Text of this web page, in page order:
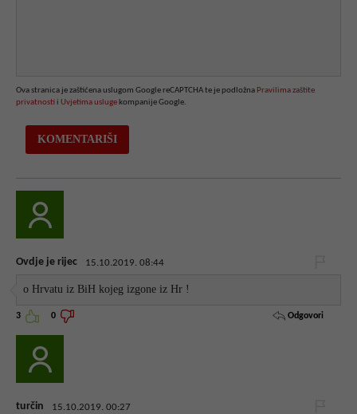
Ova stranica je zaštićena uslugom Google reCAPTCHA te je podložna Pravilima zaštite
privatnosti i Uvjetima uslugekompanije Google.
Ovdje je rijec 15.10.2019. 08:44
o Hrvatu iz BiH kojeg izgone iz Hr !
3 0 Odgovori
turčin 15.10.2019. 00:27